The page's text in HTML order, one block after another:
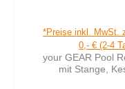
*Preise inkl. MwSt.
0,- € (2-4
your GEAR Pool
mit Stange,